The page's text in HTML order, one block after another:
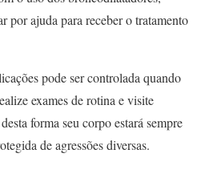
por ajuda para receber o tratamento
pode ser controlada quando
exames de rotina e visite
forma seu corpo estará sempre
de agressões diversas.